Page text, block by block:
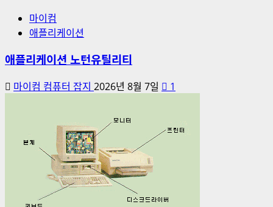
마이컴
애플리케이션
애플리케이션 노턴유틸리티
마이컴 컴퓨터 잡지 2026년 8월 7일 1